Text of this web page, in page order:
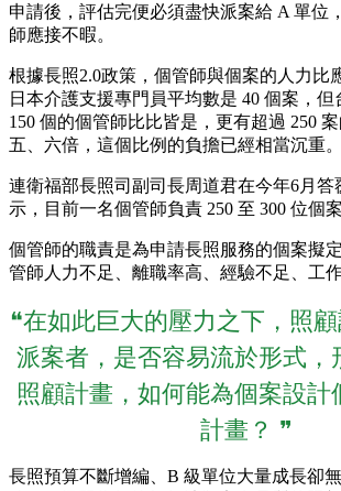
申請後，評估完便必須盡快派案給 A 單位
師應接不暇。
根據長照2.0政策，個管師與個案的人力比
日本介護支援專門員平均數是 40 個案，但
150 個的個管師比比皆是，更有超過 250
五、六倍，這個比例的負擔已經相當沉重。
連衛福部長照司副司長周道君在今年6月答
示，目前一名個管師負責 250 至 300 位個
個管師的職責是為申請長照服務的個案擬
管師人力不足、離職率高、經驗不足、工
❝在如此巨大的壓力之下，照
派案者，是否容易流於形式，
照顧計畫，如何能為個案設計
計畫？ ❞
長照預算不斷增編、B 級單位大量成長卻